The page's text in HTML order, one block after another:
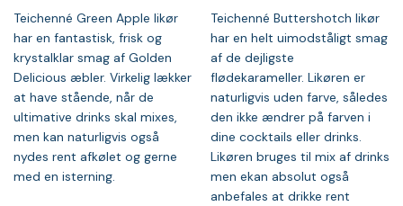
Teichenné Green Apple likør
har en fantastisk, frisk og
krystalklar smag af Golden
Delicious æbler. Virkelig lækker
at have stående, når de
ultimative drinks skal mixes,
men kan naturligvis også
nydes rent afkølet og gerne
med en isterning.
Teichenné Buttershotch likør
har en helt uimodståligt smag
af de dejligste
flødekarameller. Likøren er
naturligvis uden farve, således
den ikke ændrer på farven i
dine cocktails eller drinks.
Likøren bruges til mix af drinks
men ekan absolut også
anbefales at drikke rent